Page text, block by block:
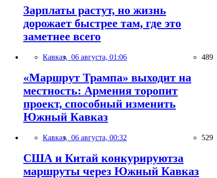
Зарплаты растут, но жизнь
дорожает быстрее там, где это
заметнее всего
Кавказ, 06 августа, 01:06 489
«Маршрут Трампа» выходит на
местность: Армения торопит
проект, способный изменить
Южный Кавказ
Кавказ, 06 августа, 00:32 529
США и Китай конкурируютза
маршруты через Южный Кавказ